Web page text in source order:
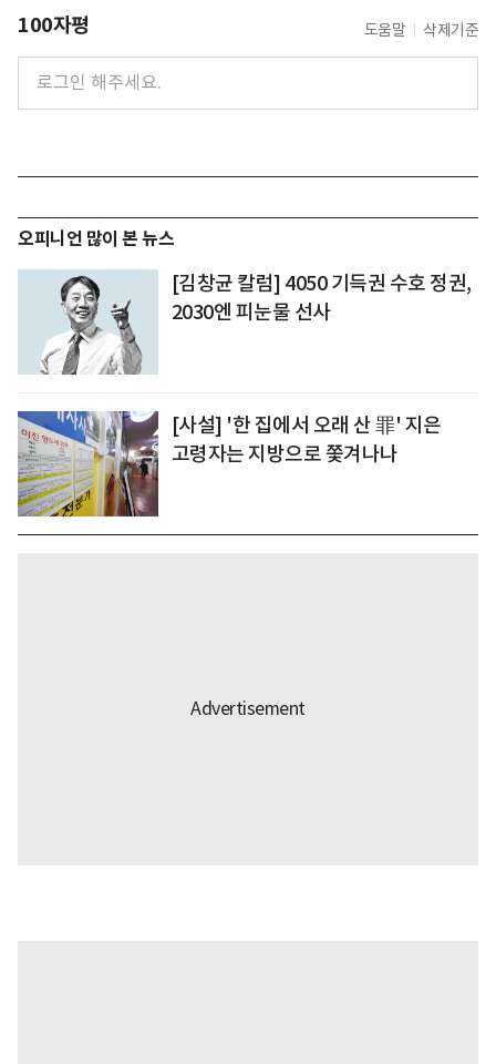
100자평 도움말 삭제기준
오피니언 많이 본 뉴스
[김창균 칼럼] 4050 기득권 수호 정권,
2030엔 피눈물 선사
[사설] '한 집에서 오래 산 罪' 지은
고령자는 지방으로 쫓겨나나